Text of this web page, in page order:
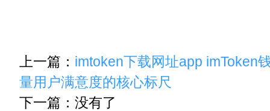
上一篇： imtoken下载网址app imToken
量用户满意度的核心标尺
下一篇：没有了